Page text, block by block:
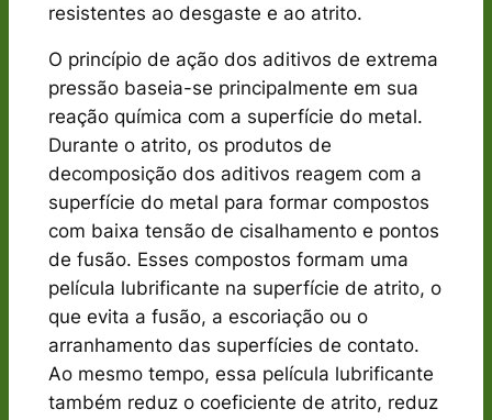
resistentes ao desgaste e ao atrito.
O princípio de ação dos aditivos de extrema
pressão baseia-se principalmente em sua
reação química com a superfície do metal.
Durante o atrito, os produtos de
decomposição dos aditivos reagem com a
superfície do metal para formar compostos
com baixa tensão de cisalhamento e pontos
de fusão. Esses compostos formam uma
película lubrificante na superfície de atrito, o
que evita a fusão, a escoriação ou o
arranhamento das superfícies de contato.
Ao mesmo tempo, essa película lubrificante
também reduz o coeficiente de atrito, reduz